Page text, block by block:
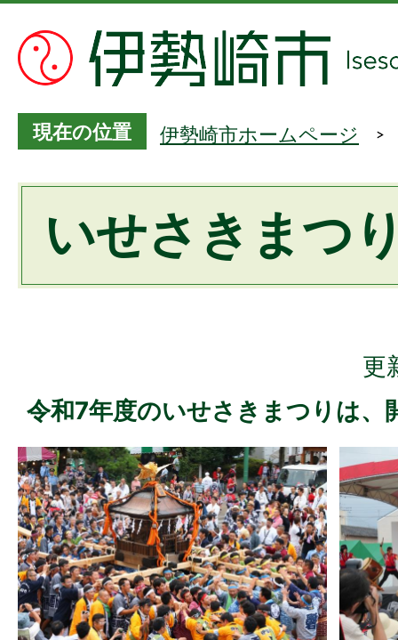
現在の位置 伊勢崎市ホームページ
いせさきまつ
更
令和7年度のいせさきまつりは、